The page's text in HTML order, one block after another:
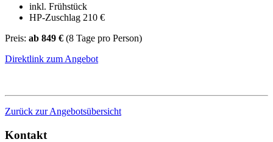
inkl. Frühstück
HP-Zuschlag 210 €
Preis: ab 849 € (8 Tage pro Person)
Direktlink zum Angebot
Zurück zur Angebotsübersicht
Kontakt